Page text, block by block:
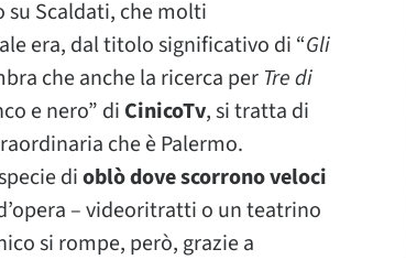
Scaldati, che molti
era, dal titolo significativo di “Gli
che anche la ricerca per Tre di
e nero” di CinicoTv, si tratta di
che è Palermo.
dioblò dove scorrono veloci
– videoritratti o un teatrino
si rompe, però, grazie a